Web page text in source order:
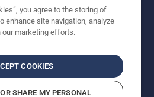
Alle Rechte vorbehalten. Bei
es sich um unverbindliche
Euro inkl. der gesetzlichen
MwSt), es sei denn sie sind für
Kauf verfügbar.
Datenschutzerklärung
you agree to the storing of
enhance site navigation, analyze
our marketing efforts.
COOKIES
SHARE MY PERSONAL